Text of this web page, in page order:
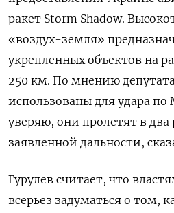
ракет Storm Shadow.
«воздух-земля»
укрепленных объектов на
250 км. По мнению
использованы для удара по
уверяю, они пролетят в два
заявленной дальности,
Гурулев считает, что
всерьез задуматься о том,